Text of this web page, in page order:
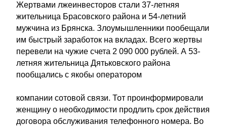
Жертвами лжеинвесторов стали 37-летняя
жительница Брасовского района и 54-летний
мужчина из Брянска. Злоумышленники пообещали
им быстрый заработок на вкладах. Всего жертвы
перевели на чужие счета 2 090 000 рублей. А 53-
летняя жительница Дятьковского района
пообщались с якобы оператором
компании сотовой связи. Тот проинформировали
женщину о необходимости продлить срок действия
договора обслуживания телефонного номера. Во